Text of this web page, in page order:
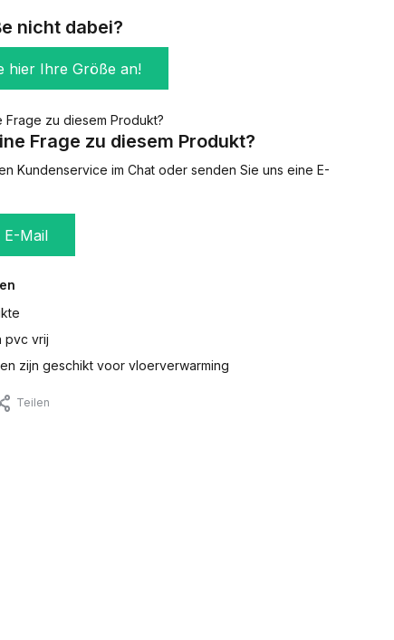
nicht dabei?
hier Ihre Größe an!
Frage zu diesem Produkt?
Kundenservice im Chat oder senden Sie uns eine E-
E-Mail
pvc vrij
zijn geschikt voor vloerverwarming
Teilen